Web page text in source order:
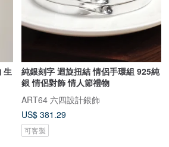
生
純銀刻字 迴旋扭結 情侶手環組 925純
銀 情侶對飾 情人節禮物
ART64 六四設計銀飾
US$ 381.29
可客製